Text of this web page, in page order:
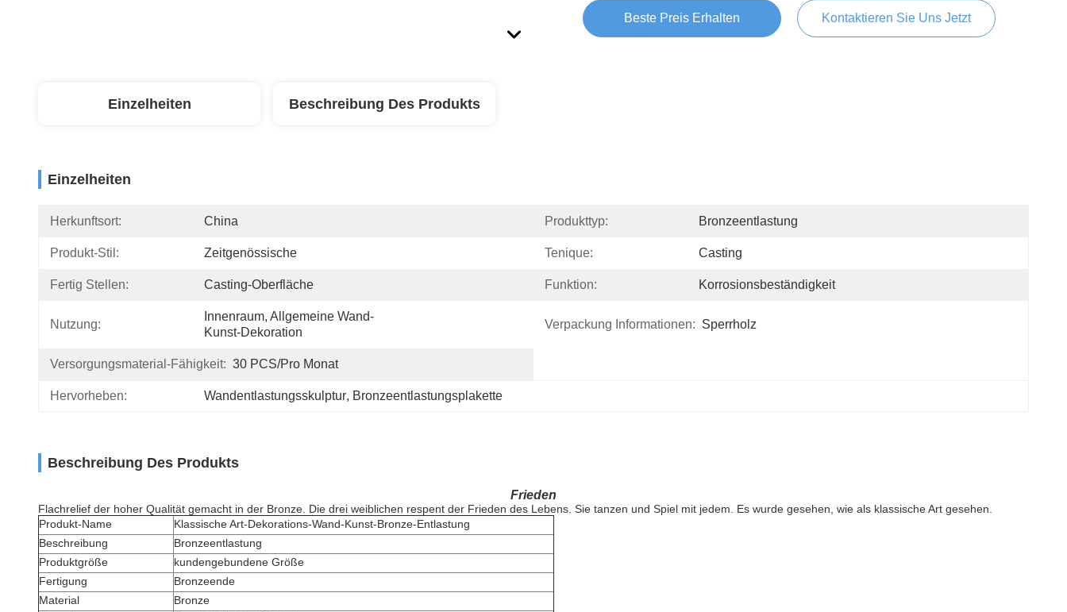
Beste Preis Erhalten Kontaktieren Sie Uns Jetzt
Einzelheiten Beschreibung Des Produkts
Einzelheiten
Herkunftsort: China Produkttyp: Bronzeentlastung
Produkt-Stil: Zeitgenössische Tenique: Casting
Fertig Stellen: Casting-Oberfläche Funktion: Korrosionsbeständigkeit
Nutzung:
Innenraum, Allgemeine Wand-
Kunst-Dekoration
Verpackung Informationen: Sperrholz
Versorgungsmaterial-Fähigkeit: 30 PCS/pro Monat
Hervorheben: Wandentlastungsskulptur, Bronzeentlastungsplakette
Beschreibung Des Produkts
Frieden
Flachrelief der hoher Qualität gemacht in der Bronze. Die drei weiblichen respent der Frieden des Lebens. Sie tanzen und Spiel mit jedem. Es wurde gesehen, wie als klassische Art gesehen.
Produkt-Name
Klassische Art-Dekorations-Wand-Kunst-Bronze-Entlastung
Beschreibung
Bronzeentlastung
Produktgröße
kundengebundene Größe
Fertigung
Bronzeende
Material
Bronze